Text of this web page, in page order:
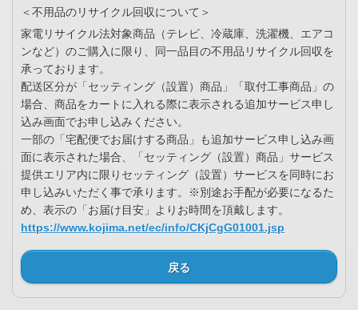
＜不用品のリサイクル回収について＞
家電リサイクル法対象商品（テレビ、冷蔵庫、洗濯機、エアコ
ンなど）のご購入に限り、同一品目の不用品リサイクル回収を
承っております。
配送区分が「セッティング（設置）商品」「取付工事商品」の
場合、商品をカートに入れる際に表示される追加サービス申し
込み画面でお申し込みください。
一部の「宅配便でお届けする商品」も追加サービス申し込み画
面に表示された場合、「セッティング（設置）商品」サービス
提供エリア内に限りセッティング（設置）サービスを同時にお
申し込みいただく事で承ります。※別途お手配が必要になるた
め、表示の「お届け目安」よりお時間を頂戴します。
https://www.kojima.net/ec/info/CKjCgG01001.jsp
戻る